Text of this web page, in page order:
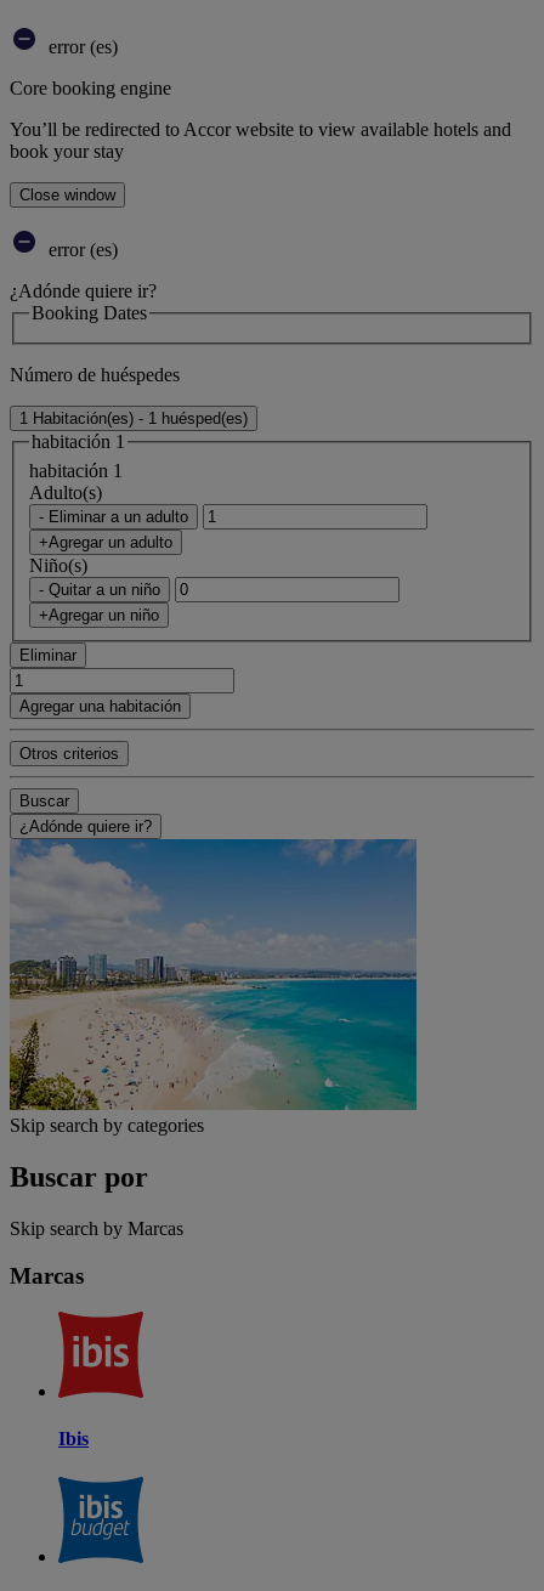
error (es)
Core booking engine
You’ll be redirected to Accor website to view available hotels and
book your stay
Close window
error (es)
¿Adónde quiere ir?
Booking Dates
Número de huéspedes
1 Habitación(es) - 1 huésped(es)
habitación 1
habitación 1
Adulto(s)
- Eliminar a un adulto
+Agregar un adulto
Niño(s)
- Quitar a un niño
+Agregar un niño
Eliminar
Agregar una habitación
Otros criterios
Buscar
¿Adónde quiere ir?
Skip search by categories
Buscar por
Skip search by Marcas
Marcas
Ibis